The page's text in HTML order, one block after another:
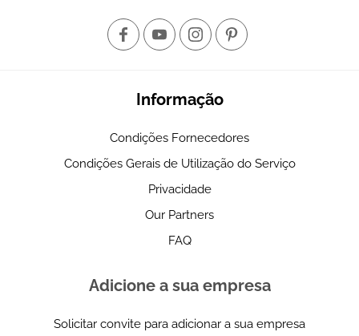
Informação
Condições Fornecedores
Condições Gerais de Utilização do Serviço
Privacidade
Our Partners
FAQ
Adicione a sua empresa
Solicitar convite para adicionar a sua empresa